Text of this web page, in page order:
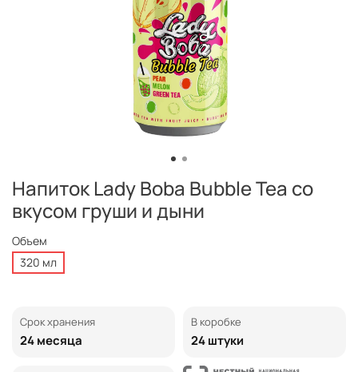
Напиток Lady Boba Bubble Tea со
вкусом груши и дыни
Объем
320 мл
Срок хранения
24 месяца
В коробке
24 штуки